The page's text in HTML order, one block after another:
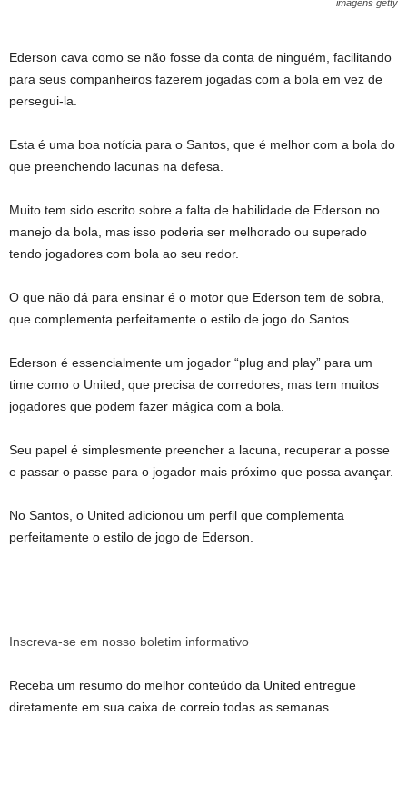
imagens getty
Ederson cava como se não fosse da conta de ninguém, facilitando
para seus companheiros fazerem jogadas com a bola em vez de
persegui-la.
Esta é uma boa notícia para o Santos, que é melhor com a bola do
que preenchendo lacunas na defesa.
Muito tem sido escrito sobre a falta de habilidade de Ederson no
manejo da bola, mas isso poderia ser melhorado ou superado
tendo jogadores com bola ao seu redor.
O que não dá para ensinar é o motor que Ederson tem de sobra,
que complementa perfeitamente o estilo de jogo do Santos.
Ederson é essencialmente um jogador “plug and play” para um
time como o United, que precisa de corredores, mas tem muitos
jogadores que podem fazer mágica com a bola.
Seu papel é simplesmente preencher a lacuna, recuperar a posse
e passar o passe para o jogador mais próximo que possa avançar.
No Santos, o United adicionou um perfil que complementa
perfeitamente o estilo de jogo de Ederson.
Inscreva-se em nosso boletim informativo
Receba um resumo do melhor conteúdo da United entregue
diretamente em sua caixa de correio todas as semanas